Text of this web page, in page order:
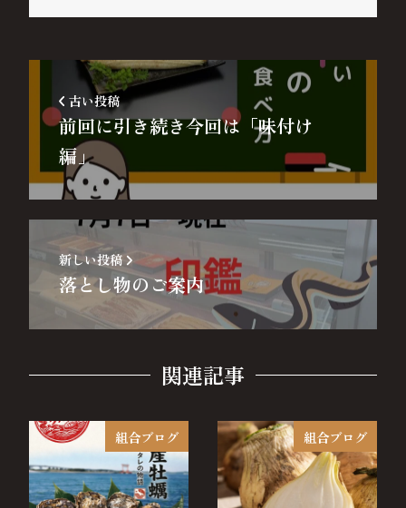
古い投稿
前回に引き続き今回は「味付け
編」
新しい投稿
落とし物のご案内
関連記事
組合ブログ 組合ブログ